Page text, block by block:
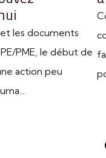
les documents
PME, le début de
action peu